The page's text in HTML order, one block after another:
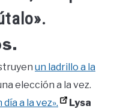
un ladrillo a la
elección a la vez.
día a la vez».
Lysa